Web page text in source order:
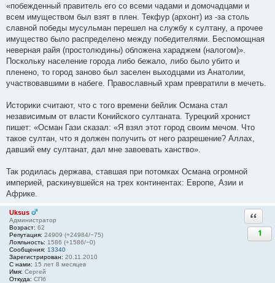
«побежденный правитель его со всеми чадами и домочадцами и
всем имуществом был взят в плен. Текфур (архонт) из -за столь
славной победы мусульман перешел на службу к султану, а прочее
имущество было распределено между победителями. Беспомощная
неверная райя (простолюдины) обложена хараджем (налогом)».
Поскольку население города либо бежало, либо было убито и
пленено, то город заново был заселен выходцами из Анатолии,
участвовавшими в набеге. Православный храм превратили в мечеть.
Историки считают, что с того времени бейлик Османа стал
независимым от власти Конийского султаната. Турецкий хронист
пишет: «Осман Гази сказал: «Я взял этот город своим мечом. Что
такое султан, что я должен получить от него разрешение? Аллах,
давший ему султанат, дал мне завоевать ханство».
Так родилась держава, ставшая при потомках Османа огромной
империей, раскинувшейся на трех континентах: Европе, Азии и
Африке.
Uksus
Администратор
Возраст: 62
Репутация: 24909 (+24984/−75)
Лояльность: 1586 (+1586/−0)
Сообщения: 13340
Зарегистрирован: 20.11.2010
С нами: 15 лет 8 месяцев
Имя: Сергей
Откуда: СПб
1